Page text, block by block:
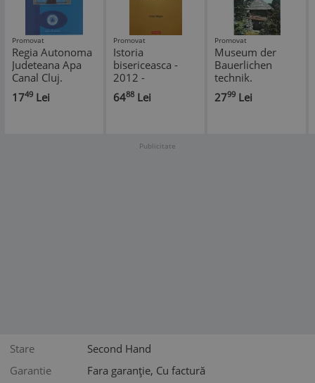
Promovat
Regia Autonoma
Judeteana Apa
Canal Cluj.
Muzeul Apei
1749 Lei
Promovat
Istoria
bisericeasca -
2012 -
Filostorgiu
($Z269)
6488 Lei
Promovat
Museum der
Bauerlichen
technik.
Museumskomplex
Sibiu
2799 Lei
Publicitate
Stare
Second Hand
Garantie
Fara garanție, Cu factură